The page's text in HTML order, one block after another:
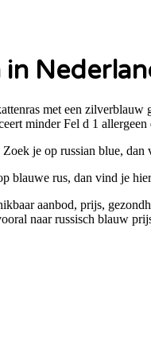
in
met een
minder Fel d 1
Zoek je op russian blue, dan
blauwe rus, dan vind je
aanbod, prijs,
naar russisch blauw